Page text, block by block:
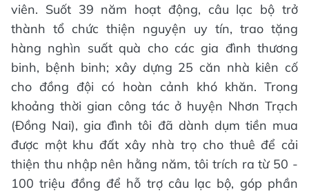
viên. Suốt 39 năm hoạt động, câu lạc bộ trở
thành tổ chức thiện nguyện uy tín, trao tặng
hàng nghìn suất quà cho các gia đình thương
binh, bệnh binh; xây dựng 25 căn nhà kiên cố
cho đồng đội có hoàn cảnh khó khăn. Trong
khoảng thời gian công tác ở huyện Nhơn Trạch
(Đồng Nai), gia đình tôi đã dành dụm tiền mua
được một khu đất xây nhà trọ cho thuê để cải
thiện thu nhập nên hằng năm, tôi trích ra từ 50 -
100 triệu đồng để hỗ trợ câu lạc bộ, góp phần